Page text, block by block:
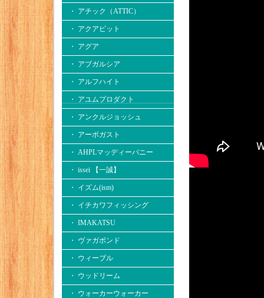
・ アチック（ATTIC）
・ アクアビット
・ アグア
・ アブガルシア
・ アルフハイト
・ アユムプロダクト
・ アンクルジョッシュ
・ アーボガスト
・ AHPLマッディーバニー
・ issei 【一誠】
・ イズム(ism)
・ イチカワフィッシング
・ IMAKATSU
・ ヴァガボンド
・ ウィーブル
・ ウッドリーム
・ ウォーカーウォーカー